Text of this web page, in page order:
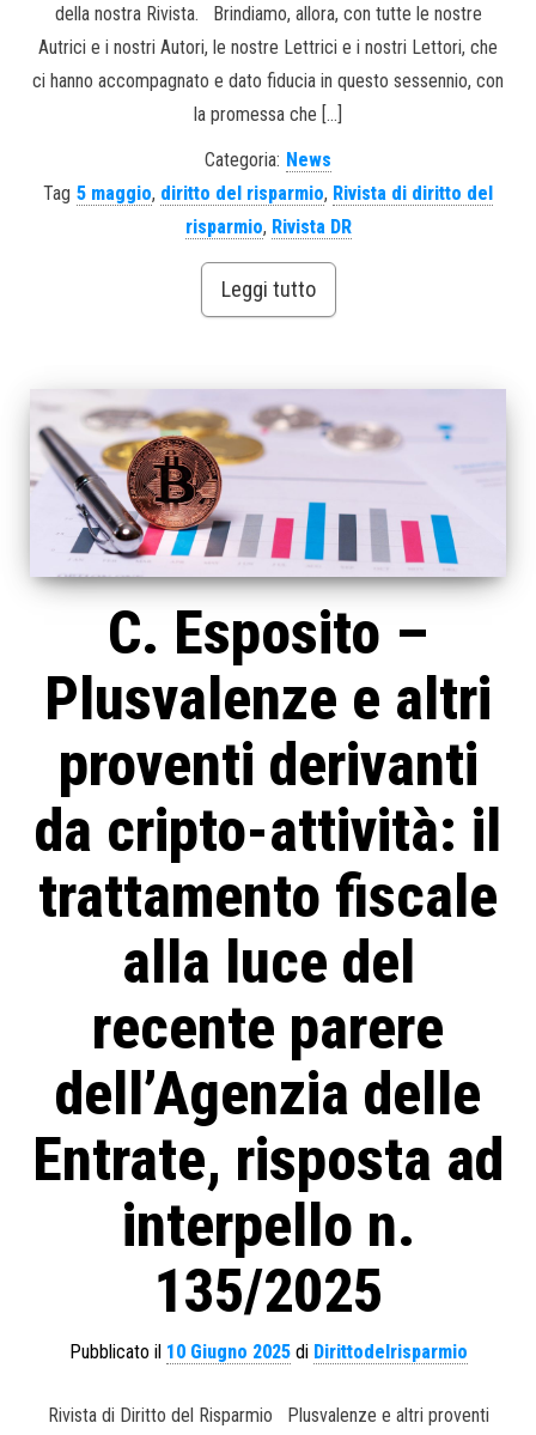
della nostra Rivista. Brindiamo, allora, con tutte le nostre
Autrici e i nostri Autori, le nostre Lettrici e i nostri Lettori, che
ci hanno accompagnato e dato fiducia in questo sessennio, con
la promessa che […]
Categoria: News
Tag 5 maggio, diritto del risparmio, Rivista di diritto del
risparmio, Rivista DR
Leggi tutto
C. Esposito –
Plusvalenze e altri
proventi derivanti
da cripto-attività: il
trattamento fiscale
alla luce del
recente parere
dell’Agenzia delle
Entrate, risposta ad
interpello n.
135/2025
Pubblicato il 10 Giugno 2025di Dirittodelrisparmio
Rivista di Diritto del Risparmio Plusvalenze e altri proventi